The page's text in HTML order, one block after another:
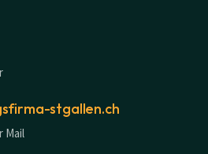
stgallen.ch
Mail